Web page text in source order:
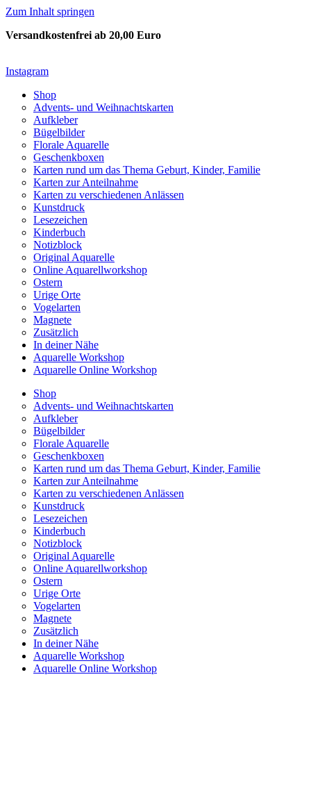
Zum Inhalt springen
Versandkostenfrei ab 20,00 Euro
Instagram
Shop
Advents- und Weihnachtskarten
Aufkleber
Bügelbilder
Florale Aquarelle
Geschenkboxen
Karten rund um das Thema Geburt, Kinder, Familie
Karten zur Anteilnahme
Karten zu verschiedenen Anlässen
Kunstdruck
Lesezeichen
Kinderbuch
Notizblock
Original Aquarelle
Online Aquarellworkshop
Ostern
Urige Orte
Vogelarten
Magnete
Zusätzlich
In deiner Nähe
Aquarelle Workshop
Aquarelle Online Workshop
Shop
Advents- und Weihnachtskarten
Aufkleber
Bügelbilder
Florale Aquarelle
Geschenkboxen
Karten rund um das Thema Geburt, Kinder, Familie
Karten zur Anteilnahme
Karten zu verschiedenen Anlässen
Kunstdruck
Lesezeichen
Kinderbuch
Notizblock
Original Aquarelle
Online Aquarellworkshop
Ostern
Urige Orte
Vogelarten
Magnete
Zusätzlich
In deiner Nähe
Aquarelle Workshop
Aquarelle Online Workshop